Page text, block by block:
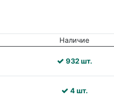
Наличие
932 шт.
4 шт.